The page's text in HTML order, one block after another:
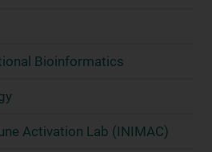
Bioinformatics
Activation Lab (INIMAC)